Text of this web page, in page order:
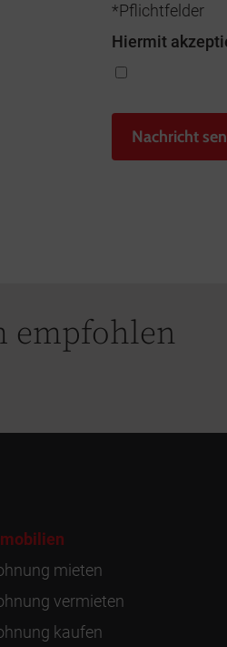
*Pflichtfelder
Hiermit
empfohlen
mieten
vermieten
kaufen